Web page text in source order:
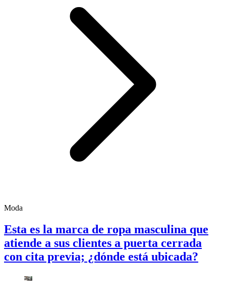
Moda
Esta es la marca de ropa masculina que
atiende a sus clientes a puerta cerrada
con cita previa; ¿dónde está ubicada?